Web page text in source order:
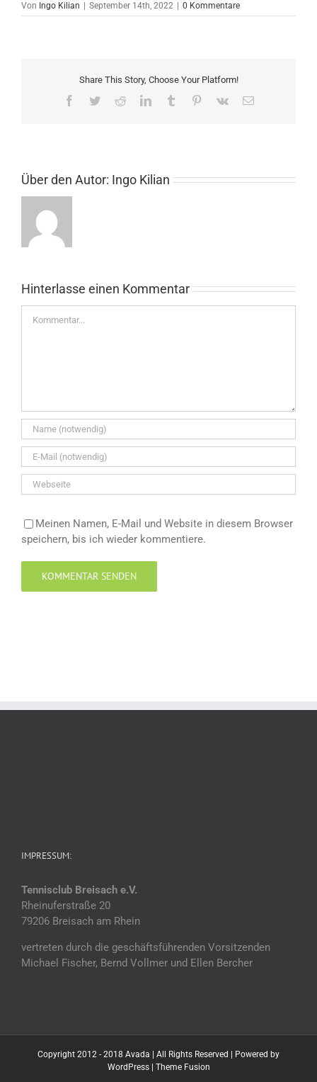
Von Ingo Kilian September 14th, 2022 0 Kommentare
Share This Story, Choose Your Platform!
Facebook
TwitterRedditLinkedInTumblr Pinterest
Vk
E-
Über den Autor: Ingo Kilian
Hinterlasse einen Kommentar
Meinen Namen, E-Mail und Website in diesem Browser
speichern, bis ich wieder kommentiere.
IMPRESSUM:
Tennisclub Breisach e.V.
Rheinuferstraße 20
79206 Breisach am Rhein
vertreten durch die geschäftsführenden Vorsitzenden
Michael Fischer, Bernd Vollmer und Ellen Bercher
Copyright 2012 - 2018 Avada | All Rights Reserved | Powered by
WordPress| Theme Fusion